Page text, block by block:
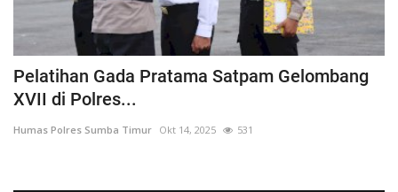
Mitra Polisi
Jurnal Kamtibmas
Pelatihan Gada Pratama Satpam Gelombang
XVII di Polres...
Humas Polres Sumba Timur Okt 14, 2025 531